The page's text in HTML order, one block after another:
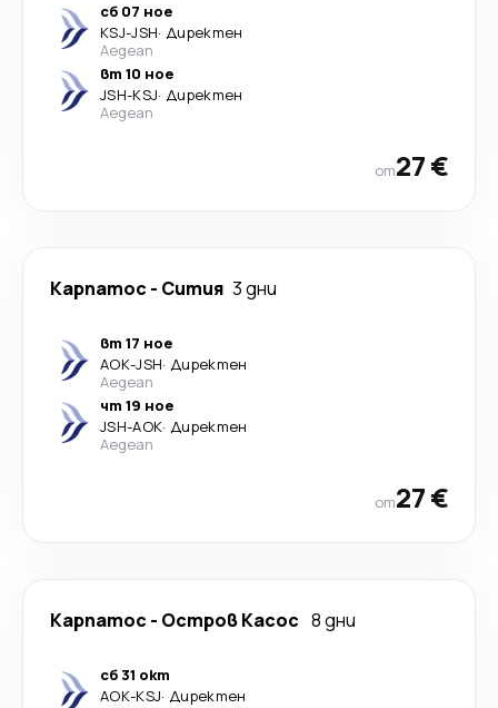
сб 07 ное
KSJ-JSH· Директен
Aegean
вт 10 ное
JSH-KSJ· Директен
Aegean
от27 €
Карпатос - Сития 3 дни
вт 17 ное
AOK-JSH· Директен
Aegean
чт 19 ное
JSH-AOK· Директен
Aegean
от27 €
Карпатос - Остров Касос 8 дни
сб 31 окт
AOK-KSJ· Директен